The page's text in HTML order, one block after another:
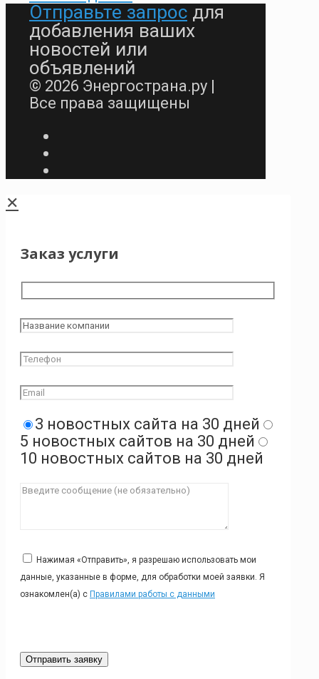
Отправьте запрос для
добавления ваших
новостей или
объявлений
© 2026 Энергострана.ру |
Все права защищены
✕
Заказ услуги
3 новостных сайта на 30 дней
5 новостных сайтов на 30 дней
10 новостных сайтов на 30 дней
Нажимая «Отправить», я разрешаю использовать мои
данные, указанные в форме, для обработки моей заявки. Я
ознакомлен(а) с Правилами работы с данными